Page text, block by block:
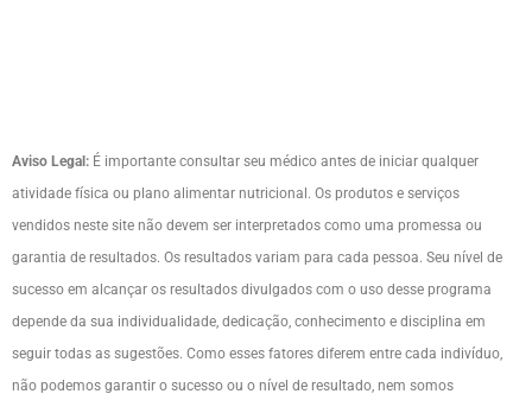
Aviso Legal: É importante consultar seu médico antes de iniciar qualquer
atividade física ou plano alimentar nutricional. Os produtos e serviços
vendidos neste site não devem ser interpretados como uma promessa ou
garantia de resultados. Os resultados variam para cada pessoa. Seu nível de
sucesso em alcançar os resultados divulgados com o uso desse programa
depende da sua individualidade, dedicação, conhecimento e disciplina em
seguir todas as sugestões. Como esses fatores diferem entre cada indivíduo,
não podemos garantir o sucesso ou o nível de resultado, nem somos